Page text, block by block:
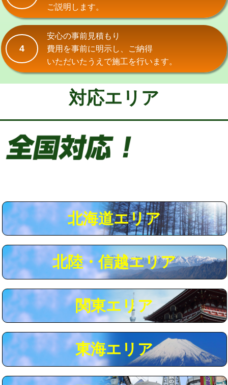
給水管工事※（ホール加工)
給水管工事※（バンド止め)
給水管工事※（支持金具設置) 5,500円
給水管工事※（保温材使用（バンド止
め込み）)
5,500円
給水管工事※（土の掘削・埋め戻し作
11,000円
給水管工事※（塩ビ管（VP・HI）使
用/3ｍまで)
給水管工事※（ライニング鋼管・銅
管・ポリ管・HT管使用/3ｍまで)
44,000円
給水管工事※（ライニング鋼管・銅
+8,800円
マス交換（土の掘削・埋め戻し作業） 11,000円~
マス交換（深さ50㎝以上） 66,000円
コンクリート斫り（厚さ10㎝まで） 27,500円
コンクリート斫り（厚さ10㎝超え） 38,500円
モルタル補修（厚さ10㎝まで） 27,500円
ご説明します。
4
安心の事前見積もり
費用を事前に明示し、ご納得
いただいたうえで施工を行います。
対応エリア
北海道エリア
北陸・信越エリア
関東エリア
東海エリア